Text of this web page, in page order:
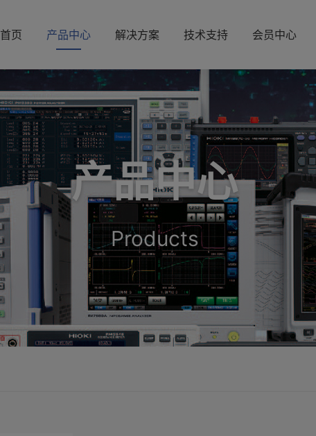
首页 产品中心 解决方案 技术支持 会员中心
产品中心
Products